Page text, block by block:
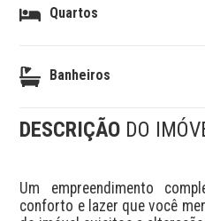
Quartos
Banheiros
DESCRIÇÃO DO
Um empreendimento
conforto e lazer que você